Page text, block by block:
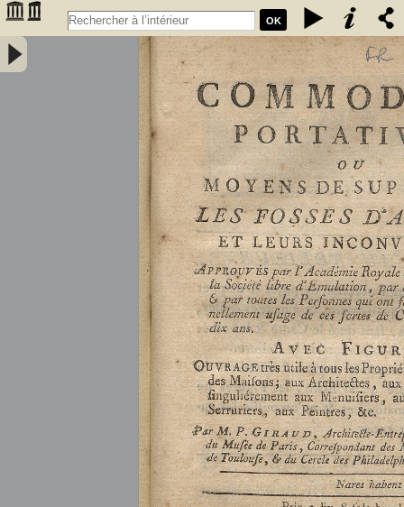
OK
Commodités portatives, ou Moyens de supprimer les fosses
d'aisance et leurs inconvénients... par M. P. Giraud,... - Giraud,